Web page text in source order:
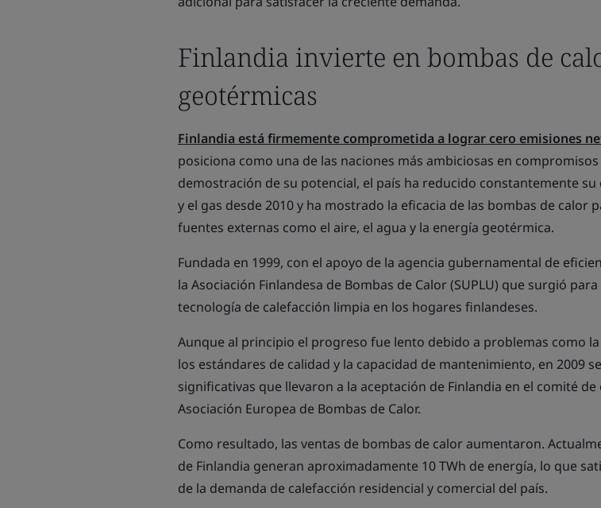
Finlandia invierte en bombas de
geotérmicas
Finlandia está firmemente comprometida a lograr cero emisiones
posiciona como una de las naciones más ambiciosas en
demostración de su potencial, el país ha reducido constantemente
y el gas desde 2010 y ha mostrado la eficacia de las bombas de calor
fuentes externas como el aire, el agua y la energía geotérmica.
Fundada en 1999, con el apoyo de la agencia gubernamental de
la Asociación Finlandesa de Bombas de Calor (SUPLU) que surgió
tecnología de calefacción limpia en los hogares finlandeses.
Aunque al principio el progreso fue lento debido a problemas como
los estándares de calidad y la capacidad de mantenimiento, en 2009
significativas que llevaron a la aceptación de Finlandia en el comité
Asociación Europea de Bombas de Calor.
Como resultado, las ventas de bombas de calor aumentaron.
de Finlandia generan aproximadamente 10 TWh de energía, lo que
de la demanda de calefacción residencial y comercial del país.